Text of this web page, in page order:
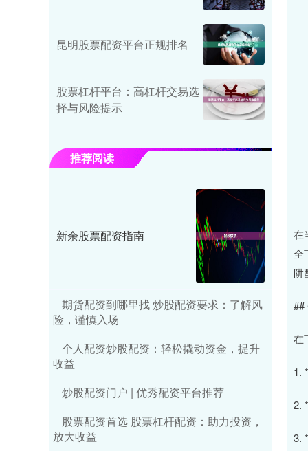
在
全
阱
##
在
1.
2.
3.
昆明股票配资平台正规排名
股票杠杆平台：高杠杆交易选
择与风险提示
推荐阅读
新余股票配资指南
期货配资到哪里找 炒股配资要求：了解风
险，谨慎入场
个人配资炒股配资：轻松撬动资金，提升
收益
炒股配资门户 | 优秀配资平台推荐
股票配资首选 股票杠杆配资：助力投资，
放大收益